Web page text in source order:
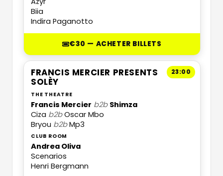
Biia
Indira Paganotto
€30 — ACHETER BILLETS
23:00
FRANCIS MERCIER PRESENTS
SOLÈY
THE THEATRE
Francis Mercier b2b Shimza
Ciza b2bOscar Mbo
Bryou b2bMp3
CLUB ROOM
Andrea Oliva
Scenarios
Henri Bergmann